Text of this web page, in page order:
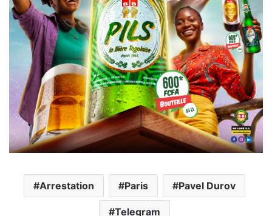
Arrestation Paris Pavel Durov
Telegram